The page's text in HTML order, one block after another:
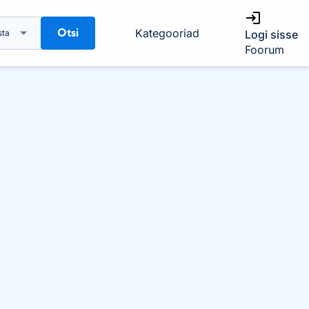
Otsi Kategooriad
Logi sisse
Foorum